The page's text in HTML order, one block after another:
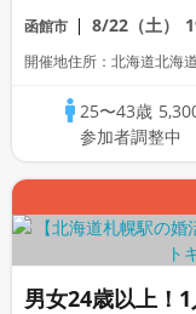
Night」着席＆フ
自由/飲み放題付
函館市 8/22（土）
開催地住所：北海道北海
25〜43歳
参加者調整中
男女24歳以上！